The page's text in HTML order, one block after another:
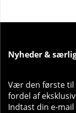
Nyheder &
Vær den første til
fordel af
Indtast din e-